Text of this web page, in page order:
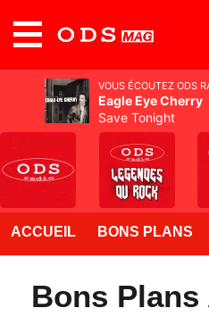
ACCUEIL BONS PLANS
Bons Plans
VOUS ÉCOUTEZ ODS
Eagle Eye Cherry
Save Tonight